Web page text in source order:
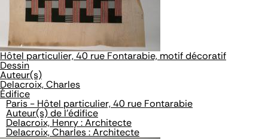
Hôtel particulier, 40 rue Fontarabie, motif décoratif
Dessin
Auteur(s)
Delacroix, Charles
Édifice
Paris - Hôtel particulier, 40 rue Fontarabie
Auteur(s) de l'édifice
Delacroix, Henry : Architecte
Delacroix, Charles : Architecte